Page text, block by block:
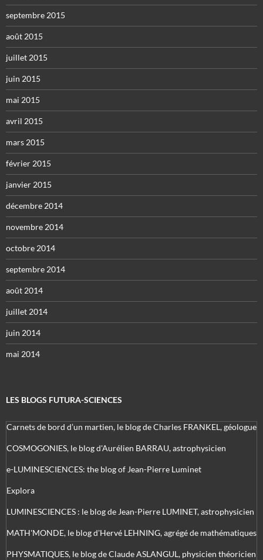
septembre 2015
août 2015
juillet 2015
juin 2015
mai 2015
avril 2015
mars 2015
février 2015
janvier 2015
décembre 2014
novembre 2014
octobre 2014
septembre 2014
août 2014
juillet 2014
juin 2014
mai 2014
LES BLOGS FUTURA-SCIENCES
Carnets de bord d’un martien, le blog de Charles FRANKEL, géologue
COSMOGONIES, le blog d'Aurélien BARRAU, astrophysicien
e-LUMINESCIENCES: the blog of Jean-Pierre Luminet
Explora
LUMINESCIENCES : le blog de Jean-Pierre LUMINET, astrophysicien
MATH'MONDE, le blog d'Hervé LEHNING, agrégé de mathématiques
PHYSMATIQUES, le blog de Claude ASLANGUL, physicien théoricien